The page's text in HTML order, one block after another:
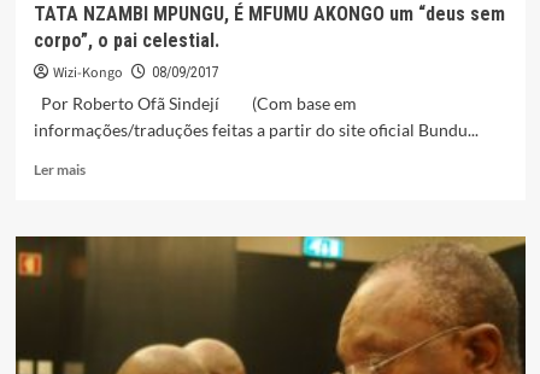
TATA NZAMBI MPUNGU, É MFUMU AKONGO um “deus sem
corpo”, o pai celestial.
Wizi-Kongo 08/09/2017
Por Roberto Ofã Sindejí (Com base em
informações/traduções feitas a partir do site oficial Bundu...
Ler maisLeia
TATA
NZAMBI
MPUNGU,
AKONGO